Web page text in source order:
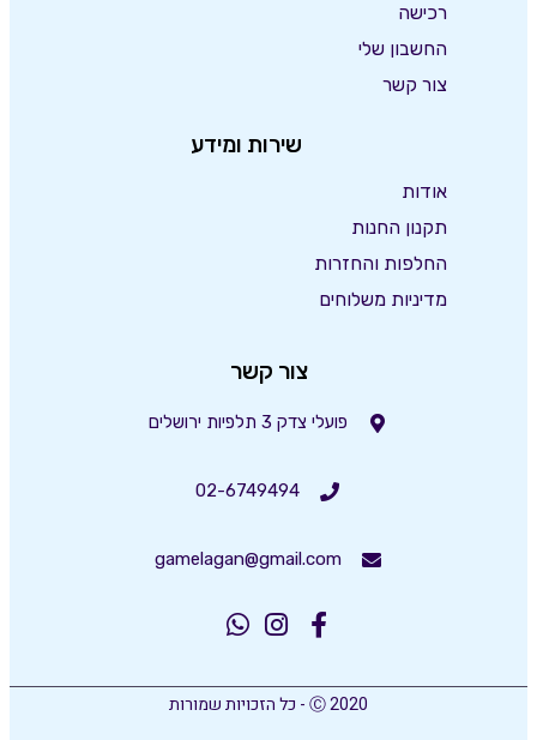
רכישה
החשבון שלי
צור קשר
שירות ומידע
אודות
תקנון החנות
החלפות והחזרות
מדיניות משלוחים
צור קשר
פועלי צדק 3 תלפיות ירושלים
02-6749494
gamelagan@gmail.com
Ⓒ 2020 - כל הזכויות שמורות